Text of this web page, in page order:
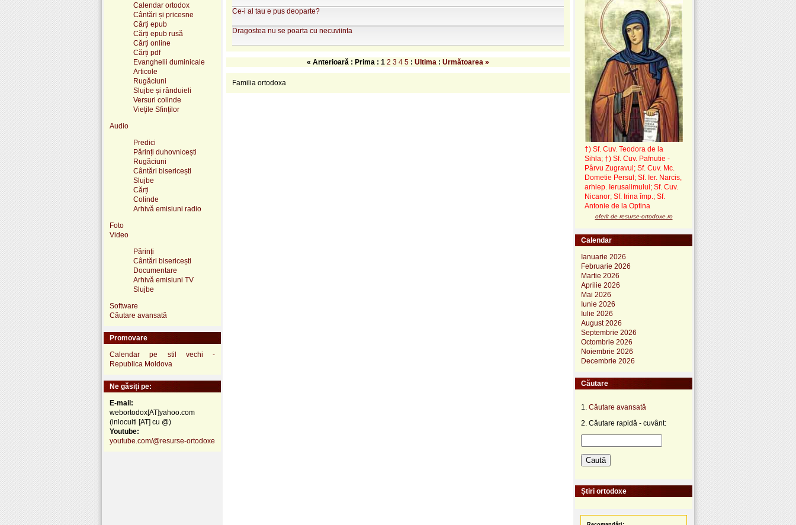
Calendar ortodox
Cântări și pricesne
Cărți epub
Cărți epub rusă
Cărți online
Cărți pdf
Evanghelii duminicale
Articole
Rugăciuni
Slujbe și rânduieli
Versuri colinde
Viețile Sfinților
Audio
Predici
Părinți duhovnicești
Rugăciuni
Cântări bisericești
Slujbe
Cărți
Colinde
Arhivă emisiuni radio
Foto
Video
Părinți
Cântări bisericești
Documentare
Arhivă emisiuni TV
Slujbe
Software
Căutare avansată
Promovare
Calendar pe stil vechi -
Republica Moldova
Ne găsiți pe:
E-mail:
webortodox[AT]yahoo.com
(inlocuiti [AT] cu @)
Youtube:
youtube.com/@resurse-ortodoxe
Ce-i al tau e pus deoparte?
Dragostea nu se poarta cu necuviinta
« Anterioară : Prima : 1 2 3 4 5 : Ultima : Următoarea »
Familia ortodoxa
†) Sf. Cuv. Teodora de la
Sihla; †) Sf. Cuv. Pafnutie -
Pârvu Zugravul ; Sf. Cuv. Mc.
Dometie Persul; Sf. Ier. Narcis,
arhiep. Ierusalimului; Sf. Cuv.
Nicanor; Sf. Irina împ.; Sf.
Antonie de la Optina
oferit de resurse-ortodoxe.ro
Calendar
Ianuarie 2026
Februarie 2026
Martie 2026
Aprilie 2026
Mai 2026
Iunie 2026
Iulie 2026
August 2026
Septembrie 2026
Octombrie 2026
Noiembrie 2026
Decembrie 2026
Căutare
1. Căutare avansată
2. Căutare rapidă - cuvânt:
Știri ortodoxe